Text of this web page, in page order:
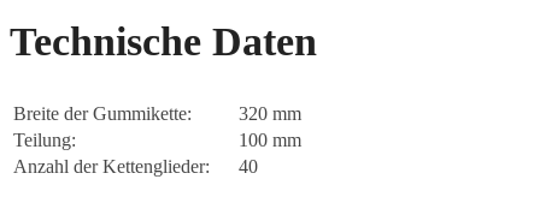
Technische Daten
Breite der Gummikette:
320 mm
Teilung:
100 mm
Anzahl der Kettenglieder:
40